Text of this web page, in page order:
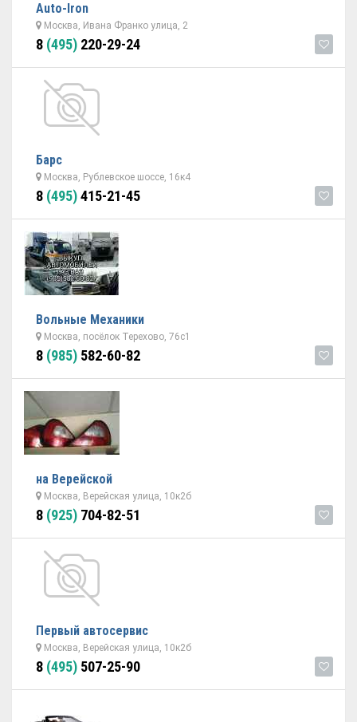
Auto-Iron
Москва, Ивана Франко улица, 2
8 (495) 220-29-24
Барс
Москва, Рублевское шоссе, 16к4
8 (495)415-21-45
Вольные Механики
Москва, посёлок Терехово, 76с1
8 (985) 582-60-82
на Верейской
Москва, Верейская улица, 10к2б
8 (925) 704-82-51
Первый автосервис
Москва, Верейская улица, 10к2б
8 (495) 507-25-90